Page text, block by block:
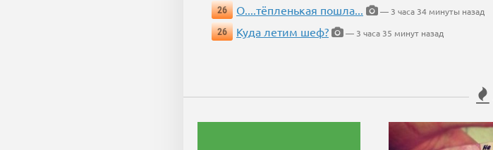
26
О....тёпленькая пошла...
— 3 часа 34 минуты назад
26
Куда летим шеф? — 3 часа 35 минут назад